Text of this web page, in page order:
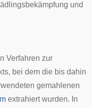
und
Verfahren zur
bei dem die bis dahin
gemahlenen
extrahiert wurden. In